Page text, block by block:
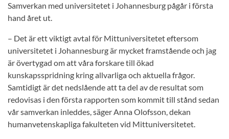
Samverkan med universitetet i Johannesburg pågår i första
hand året ut.
– Det är ett viktigt avtal för Mittuniversitetet eftersom
universitetet i Johannesburg är mycket framstående och jag
är övertygad om att våra forskare till ökad
kunskapsspridning kring allvarliga och aktuella frågor.
Samtidigt är det nedslående att ta del av de resultat som
redovisas i den första rapporten som kommit till stånd sedan
vår samverkan inleddes, säger Anna Olofsson, dekan
humanvetenskapliga fakulteten vid Mittuniversitetet.